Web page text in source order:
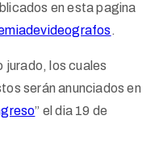
en esta pagina
.
jurado, los cuales
serán anunciados en
” el dia 19 de